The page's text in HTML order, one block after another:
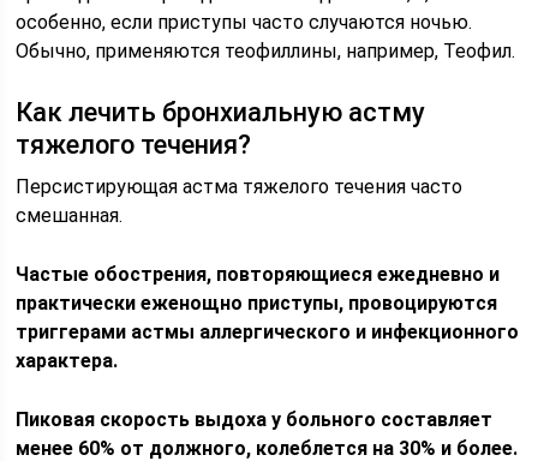
особенно, если приступы часто случаются ночью.
Обычно, применяются теофиллины, например, Теофил.
Как лечить бронхиальную астму
тяжелого течения?
Персистирующая астма тяжелого течения часто
смешанная.
Частые обострения, повторяющиеся ежедневно и
практически еженощно приступы, провоцируются
триггерами астмы аллергического и инфекционного
характера.
Пиковая скорость выдоха у больного составляет
менее 60% от должного, колеблется на 30% и более.